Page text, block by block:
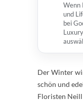
Wenn
und
bei
Der Winter
schön und
Floristen